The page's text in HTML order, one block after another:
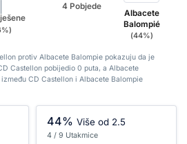
4 Pobjede
Albacete
Balompié
(44%)
protiv Albacete Balompie pokazuju da je
Castellon pobijedio 0 puta, a Albacete
CD Castellon i Albacete Balompie
44% Više od 2.5
4 / 9 Utakmice